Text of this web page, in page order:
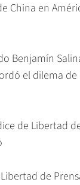
China en
Benjamín
el dilema
de Libertad
de